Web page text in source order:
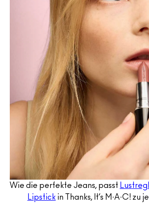
Wie die perfekte Jeans, passt
Lipstick in Thanks, It’s M·A·C! zu